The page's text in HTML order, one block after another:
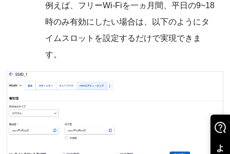
例えば、フリーWi-Fiを一ヵ月間、平日の9~18
時のみ有効にしたい場合は、以下のようにタ
イムスロットを設定するだけで実現できま
す。